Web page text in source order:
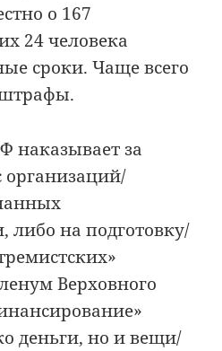
о 167
24 человека
сроки. Чаще всего
наказывает за
организаций/
либо на подготовку/
Верховного
деньги, но и вещи/